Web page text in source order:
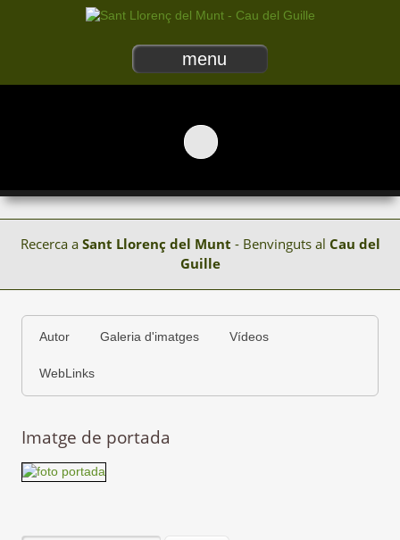
menu
Recerca a Sant Llorenç del Munt - Benvinguts al Cau del
Guille
Autor Galeria d'imatges Vídeos
WebLinks
Imatge de portada